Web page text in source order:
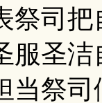
祭司
服圣
当祭